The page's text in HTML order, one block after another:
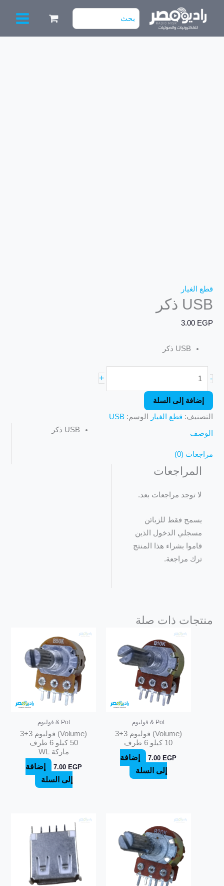
البحث
عن:
قطع الغيار
USB ذكر
3.00 EGP
USB ذكر
-
+
إضافة إلى السلة
التصنيف: قطع الغيار الوسم:USB
الوصف
مراجعات (0)
USB ذكر
المراجعات
لا توجد مراجعات بعد.
يسمح فقط للزبائن
مسجلي الدخول الذين
قاموا بشراء هذا المنتج
ترك مراجعة.
منتجات ذات صلة
Pot & فوليوم
(Volume) فوليوم 3+3
10 كيلو 6 طرف
7.00EGP
إضافة
إلى السلة
Pot & فوليوم
(Volume) فوليوم 3+3
50 كيلو 6 طرف
ماركة WL
7.00 EGP
إضافة
إلى السلة